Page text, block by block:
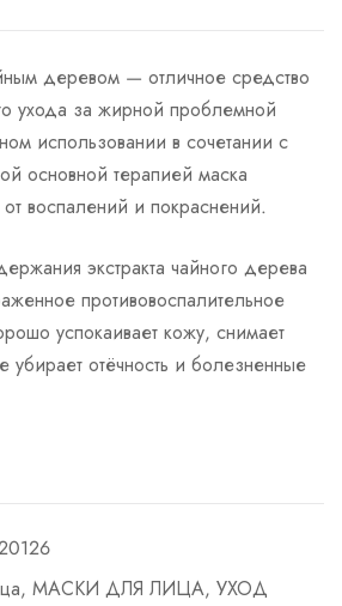
деревом — отличное средство
ухода за жирной проблемной
использовании в сочетании с
основной терапией маска
от воспалений и покраснений.
экстракта чайного дерева
противовоспалительное
успокаивает кожу, снимает
убирает отёчность и болезненные
, МАСКИ ДЛЯ ЛИЦА, УХОД